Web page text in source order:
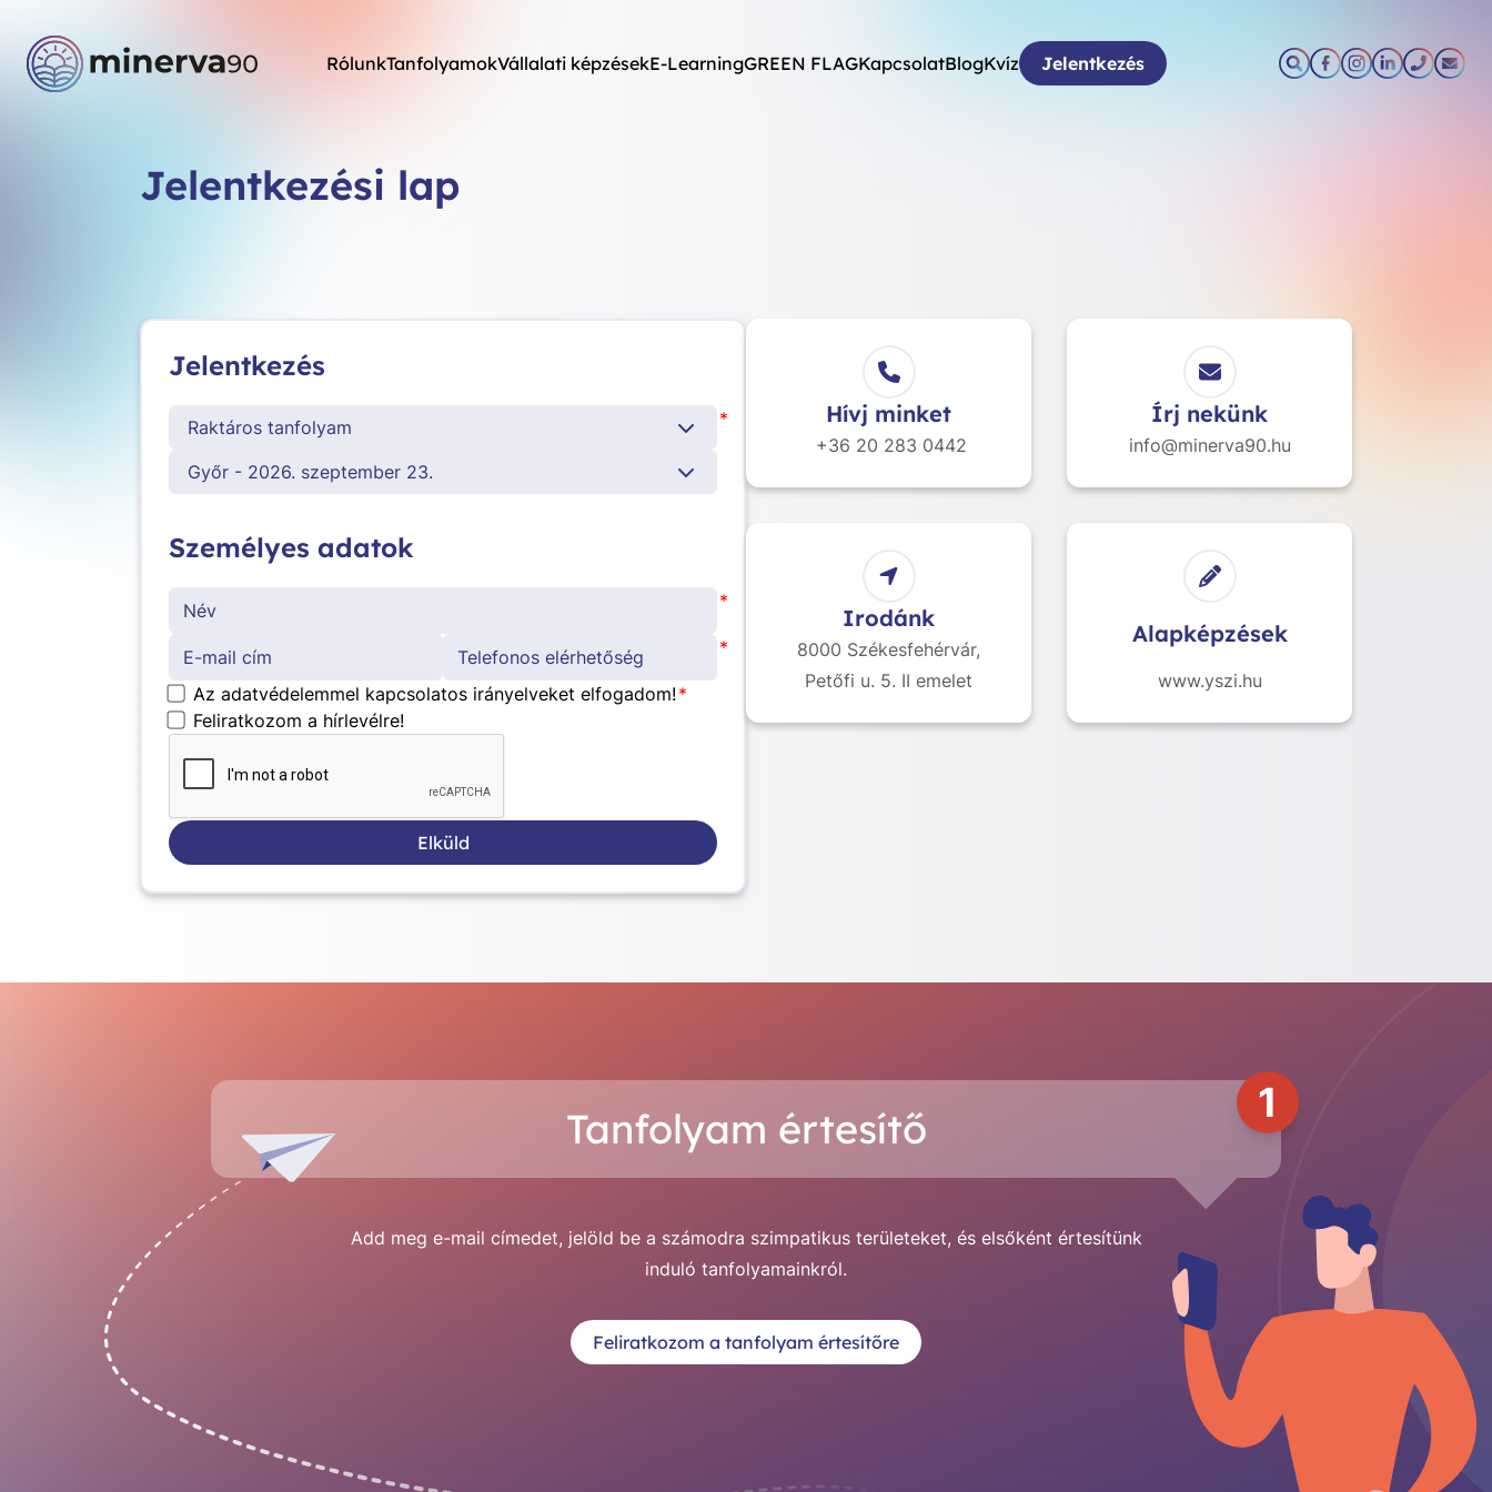
RólunkTanfolyamokVállalati képzésekE-LearningGREEN FLAGKapcsolatBlogKvíz Jelentkezés
Jelentkezési lap
Jelentkezés
Raktáros tanfolyam *
Győr - 2026. szeptember 23.
Személyes adatok
*
*
Az adatvédelemmel kapcsolatos irányelveket elfogadom! *
Feliratkozom a hírlevélre!
Elküld
Hívj minket
+36 20 283 0442
Írj nekünk
info@minerva90.hu
Irodánk
8000 Székesfehérvár,
Petőfi u. 5. II emelet
Alapképzések
www.yszi.hu
Tanfolyam értesítő
1
Add meg e-mail címedet, jelöld be a számodra szimpatikus területeket, és elsőként értesítünk
induló tanfolyamainkról.
Feliratkozom a tanfolyam értesítőre